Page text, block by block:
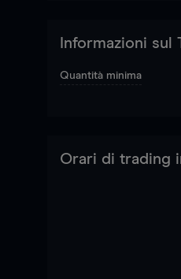
Informazioni sul
Quantità minima
Orari di trading